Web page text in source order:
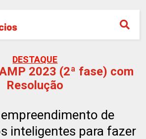
DESTAQUE
2023 (2ª fase) com
Resolução
de
inteligentes para fazer